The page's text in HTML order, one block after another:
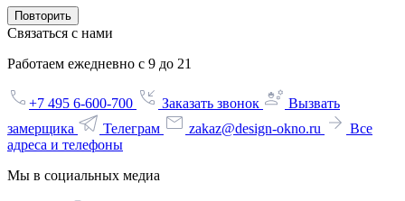
Повторить
Связаться с нами
Работаем ежедневно с 9 до 21
+7 495 6-600-700 Заказать звонок
Вызвать
замерщика
Телеграм zakaz@design-okno.ru
Все
адреса и телефоны
Мы в социальных медиа